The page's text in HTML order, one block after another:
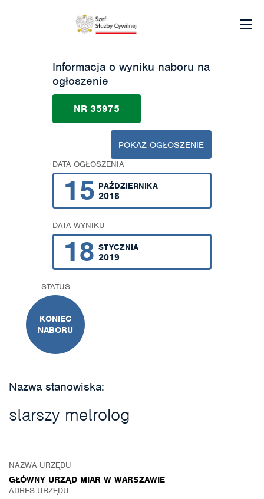
Informacja o wyniku naboru na
ogłoszenie
NR 35975
POKAŻ OGŁOSZENIE
DATA OGŁOSZENIA
15 PAŹDZIERNIKA
2018
DATA WYNIKU
18 STYCZNIA
2019
STATUS
KONIEC
NABORU
Nazwa stanowiska:
starszy metrolog
NAZWA URZĘDU
GŁÓWNY URZĄD MIAR W WARSZAWIE
ADRES URZĘDU: